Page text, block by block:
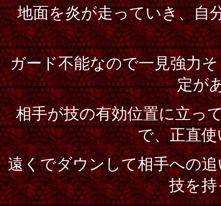
地面を炎が走っていき、自
ガード不能なので一見強力
定が
相手が技の有効位置に立っ
で、正直
遠くでダウンして相手への
技を